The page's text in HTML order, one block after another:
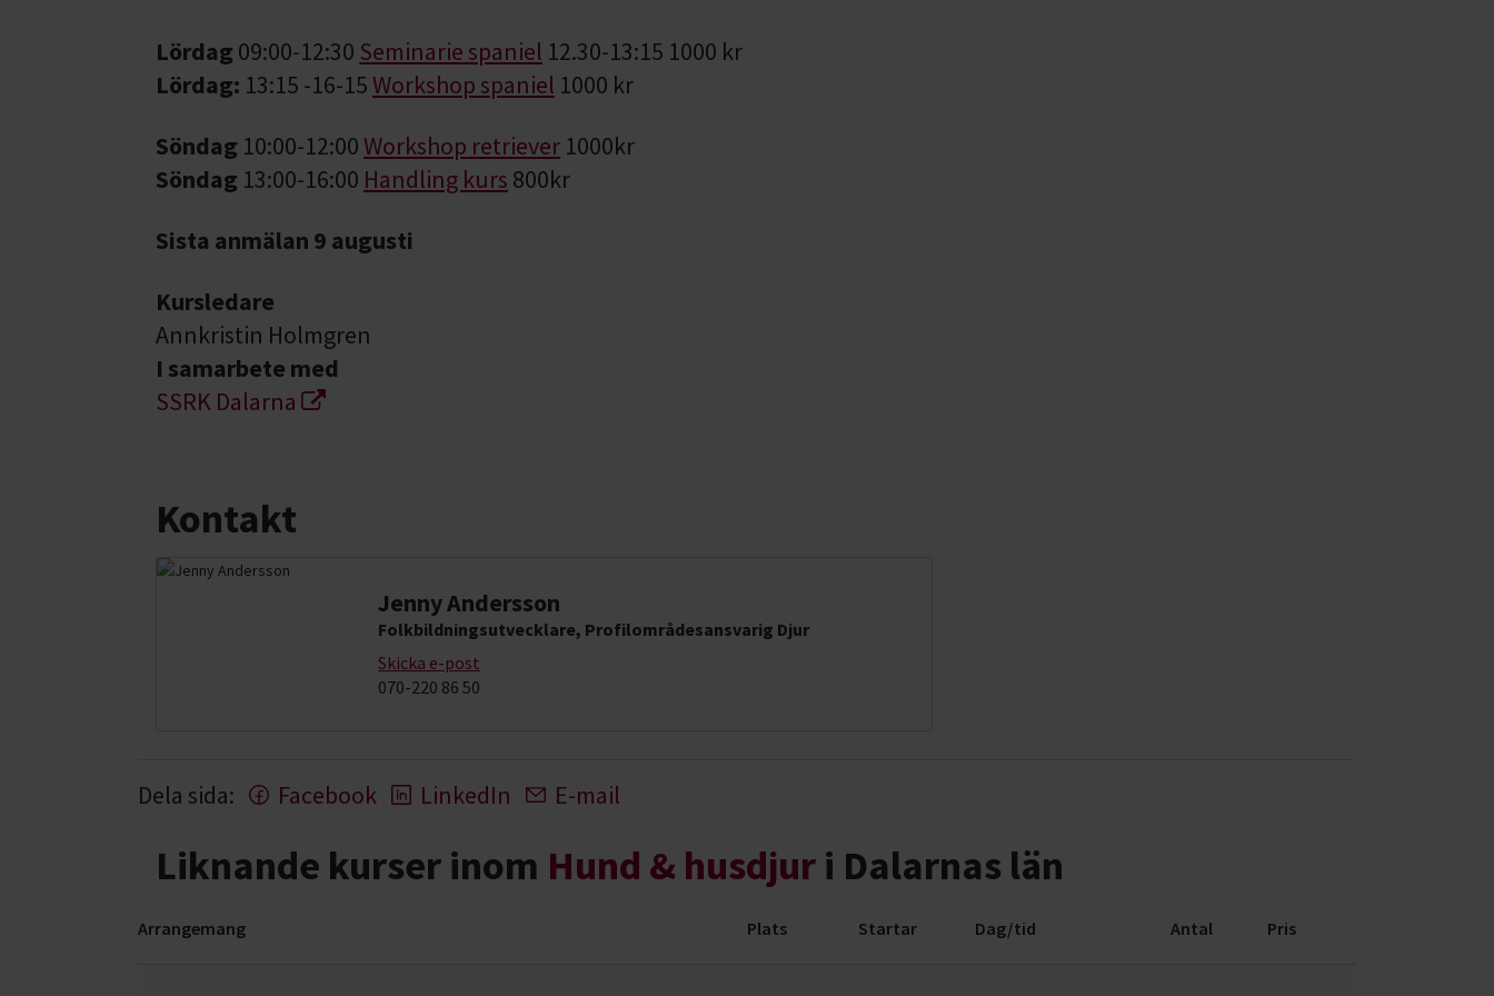
Lördag 09:00-12:30 Seminarie spaniel 12.30-13:15 1000 kr
Lördag: 13:15 -16-15Workshop spaniel 1000 kr
Söndag 10:00-12:00Workshop retriever 1000kr
Söndag 13:00-16:00 Handling kurs 800kr
Sista anmälan 9 augusti
Kursledare
Annkristin Holmgren
I samarbete med
SSRK Dalarna
Kontakt
Jenny Andersson
Folkbildningsutvecklare, Profilområdesansvarig Djur
Skicka e-post
070-220 86 50
Dela sida: Facebook LinkedIn E-mail
Liknande kurser inom Hund & husdjur i Dalarnas län
Arrangemang Plats Startar Dag/tid Antal Pris